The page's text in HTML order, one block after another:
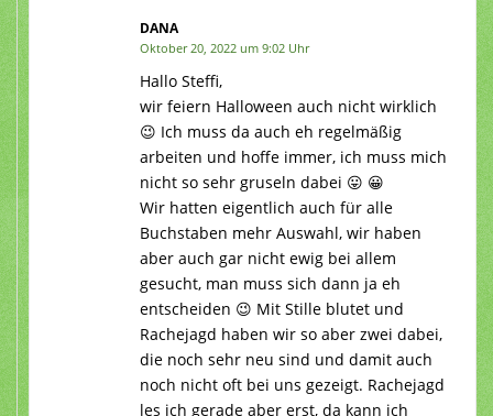
DANA
Oktober 20, 2022 um 9:02 Uhr
Hallo Steffi,
wir feiern Halloween auch nicht wirklich
😉 Ich muss da auch eh regelmäßig
arbeiten und hoffe immer, ich muss mich
nicht so sehr gruseln dabei 😛 😀
Wir hatten eigentlich auch für alle
Buchstaben mehr Auswahl, wir haben
aber auch gar nicht ewig bei allem
gesucht, man muss sich dann ja eh
entscheiden 😉 Mit Stille blutet und
Rachejagd haben wir so aber zwei dabei,
die noch sehr neu sind und damit auch
noch nicht oft bei uns gezeigt. Rachejagd
les ich gerade aber erst, da kann ich